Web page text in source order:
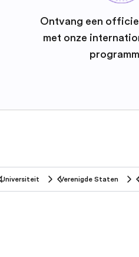
Ontvang een
met onze
Universiteit Verenigde Staten